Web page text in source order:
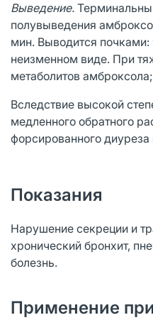
Выведение.
полувыведения
мин. Выводится почками:
неизменном виде. При
метаболитов
Вследствие высокой
медленного обратного
форсированного
Показания
Нарушение секреции и
хронический бронхит,
болезнь.
Применение